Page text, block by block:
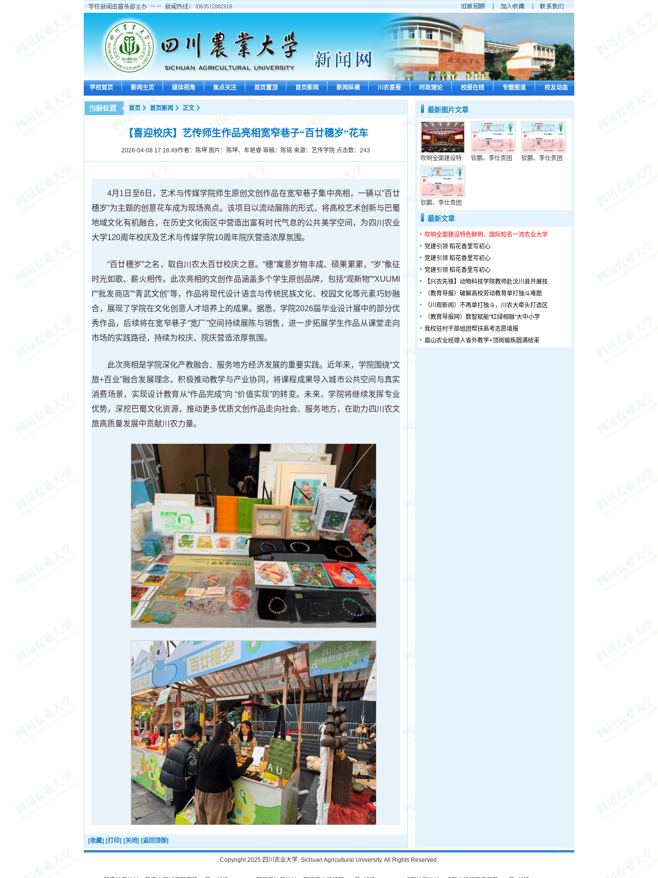
学校首页 新闻主页 媒体视角 焦点关注 首页置顶 首页新闻 新闻纵横 川农喜报 时政理论 校报在线 专题报道 校友动态
首页 首页新闻 正文
【喜迎校庆】艺传师生作品亮相宽窄巷子“百廿穗岁”花车
2026-04-08 17:18:49作者：陈坤 图片：陈坤、牟艳睿 审稿：陈铭 来源：艺传学院 点击数： 243
4月1日至6日，艺术与传媒学院师生原创文创作品在宽窄巷子集中亮相，一辆以”百廿
穗岁”为主题的创意花车成为现场亮点。该项目以流动展陈的形式，将高校艺术创新与巴蜀
地域文化有机融合，在历史文化街区中营造出富有时代气息的公共美学空间，为四川农业
大学120周年校庆及艺术与传媒学院10周年院庆营造浓厚氛围。
“百廿穗岁”之名，取自川农大百廿校庆之意。“穗”寓意岁物丰成、硕果累累，“岁”象征
时光如歌、薪火相传。此次亮相的文创作品涵盖多个学生原创品牌，包括“观新物”“XUUMI
I”“批发商店”“青武文创”等，作品将现代设计语言与传统民族文化、校园文化等元素巧妙融
合，展现了学院在文化创意人才培养上的成果。据悉，学院2026届毕业设计展中的部分优
秀作品，后续将在宽窄巷子“宽厂”空间持续展陈与销售，进一步拓展学生作品从课堂走向
市场的实践路径，持续为校庆、院庆营造浓厚氛围。
此次亮相是学院深化产教融合、服务地方经济发展的重要实践。近年来，学院围绕“文
旅+百业”融合发展理念，积极推动教学与产业协同，将课程成果导入城市公共空间与真实
消费场景，实现设计教育从“作品完成”向 “价值实现”的转变。未来，学院将继续发挥专业
优势，深挖巴蜀文化资源，推动更多优质文创作品走向社会、服务地方，在助力四川农文
旅高质量发展中贡献川农力量。
[收藏] [打印] [关闭] [返回顶部]
最新图片文章
吹响全面建设特 钦鹏、李仕贵团 钦鹏、李仕贵团
钦鹏、李仕贵团
最新文章
吹响全面建设特色鲜明、国际知名一流农业大学
党建引领 稻花香里写初心
党建引领 稻花香里写初心
党建引领 稻花香里写初心
【兴农先锋】动物科技学院教师赴汶川县开展技
（教育导报）破解高校劳动教育单打独斗难题
（川观新闻）不再单打独斗，川农大牵头打造区
（教育导报网）数智赋能“红绿相融”大中小学
我校驻村干部组团帮扶高考志愿填报
眉山农业经理人省外教学+顶岗锻炼圆满结束
Copyright 2025 四川农业大学. Sichuan Agricultural University. All Rights Reserved.